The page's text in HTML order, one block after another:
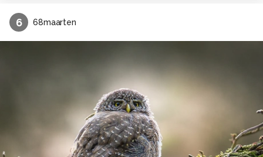
6 68maarten